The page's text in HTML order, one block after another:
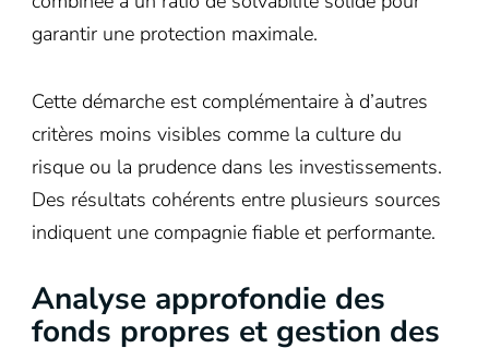
garantir une protection maximale.
Cette démarche est complémentaire à d’autres
critères moins visibles comme la culture du
risque ou la prudence dans les investissements.
Des résultats cohérents entre plusieurs sources
indiquent une compagnie fiable et performante.
Analyse approfondie des
fonds propres et gestion des